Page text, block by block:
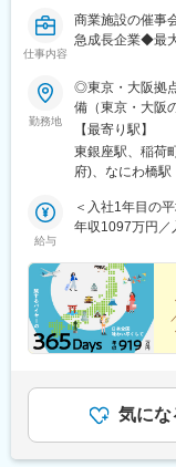
仕事内容
商業施設の催事
急成長企業◆最
勤務地
◎東京・大阪拠
備（東京・大阪
年間で最大4回
務（毎週金曜の
が発生します）
は1週間ごとに
※遠方での催事
GINZA 9階
市中央区■地方
潟県・静岡県（
県・兵庫県（大
縄県
【最寄り駅】
東銀座駅、稲荷
府)、なにわ橋駅
給与
＜入社1年目の
年収1097万円／
気にな